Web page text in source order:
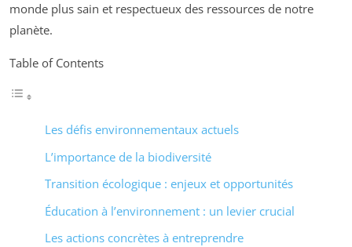
monde plus sain et respectueux des ressources de notre
planète.
Table of Contents
Les défis environnementaux actuels
L’importance de la biodiversité
Transition écologique : enjeux et opportunités
Éducation à l’environnement : un levier crucial
Les actions concrètes à entreprendre